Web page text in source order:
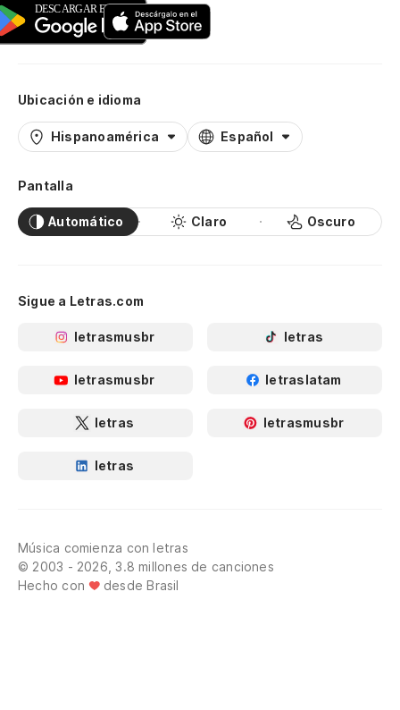
Ubicación e idioma
Hispanoamérica Español
Pantalla
Automático Claro Oscuro
Sigue a Letras.com
letrasmusbr letras
letrasmusbr letraslatam
letras letrasmusbr
letras
Música comienza con letras
© 2003 - 2026, 3.8 millones de canciones
Hecho con
desde Brasil